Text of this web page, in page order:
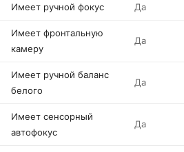
Имеет ручной фокус Да
Имеет фронтальную
камеру
Да
Имеет ручной баланс
белого
Да
Имеет сенсорный
автофокус
Да